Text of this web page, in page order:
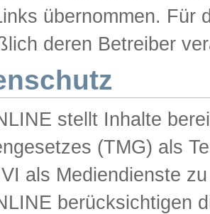
übernommen. Für
deren Betreiber
stellt Inhalte
(TMG) als
als Mediendienste
berücksichtigen